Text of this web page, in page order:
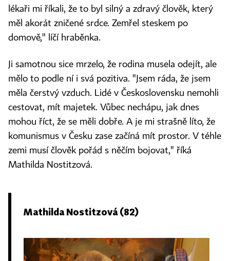
lékaři mi říkali, že to byl silný a zdravý člověk, který
měl akorát zničené srdce. Zemřel steskem po
domově," líčí hraběnka.
Ji samotnou sice mrzelo, že rodina musela odejít, ale
mělo to podle ní i svá pozitiva. "Jsem ráda, že jsem
měla čerstvý vzduch. Lidé v Československu nemohli
cestovat, mít majetek. Vůbec nechápu, jak dnes
mohou říct, že se měli dobře. A je mi strašně líto, že
komunismus v Česku zase začíná mít prostor. V téhle
zemi musí člověk pořád s něčím bojovat," říká
Mathilda Nostitzová.
Mathilda Nostitzová (82)